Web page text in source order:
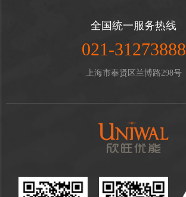
全国统一服务热线
021-31273888
上海市奉贤区兰博路298号